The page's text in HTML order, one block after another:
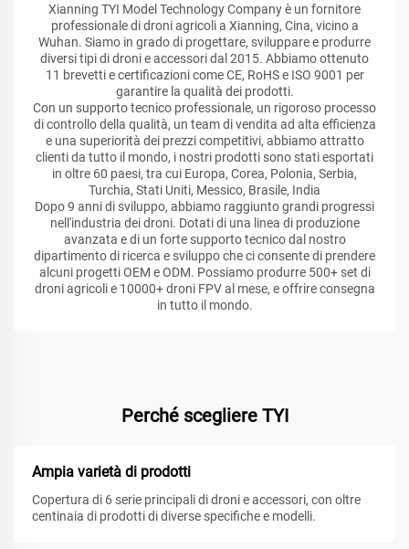
Xianning TYI Model Technology Company è un fornitore
professionale di droni agricoli a Xianning, Cina, vicino a
Wuhan. Siamo in grado di progettare, sviluppare e produrre
diversi tipi di droni e accessori dal 2015. Abbiamo ottenuto
11 brevetti e certificazioni come CE, RoHS e ISO 9001 per
garantire la qualità dei prodotti.
Con un supporto tecnico professionale, un rigoroso processo
di controllo della qualità, un team di vendita ad alta efficienza
e una superiorità dei prezzi competitivi, abbiamo attratto
clienti da tutto il mondo, i nostri prodotti sono stati esportati
in oltre 60 paesi, tra cui Europa, Corea, Polonia, Serbia,
Turchia, Stati Uniti, Messico, Brasile, India
Dopo 9 anni di sviluppo, abbiamo raggiunto grandi progressi
nell'industria dei droni. Dotati di una linea di produzione
avanzata e di un forte supporto tecnico dal nostro
dipartimento di ricerca e sviluppo che ci consente di prendere
alcuni progetti OEM e ODM. Possiamo produrre 500+ set di
droni agricoli e 10000+ droni FPV al mese, e offrire consegna
in tutto il mondo.
Perché scegliere TYI
Ampia varietà di prodotti
Copertura di 6 serie principali di droni e accessori, con oltre
centinaia di prodotti di diverse specifiche e modelli.